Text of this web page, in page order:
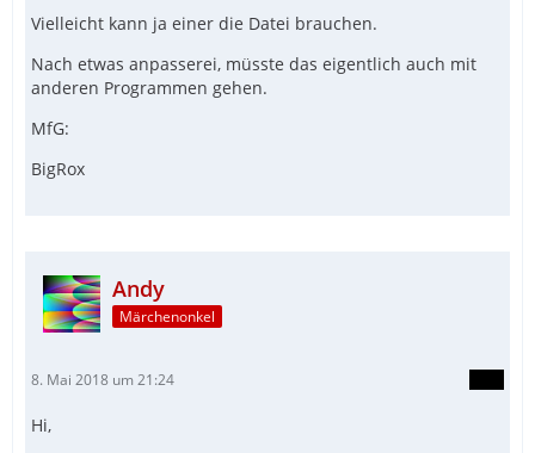
Vielleicht kann ja einer die Datei brauchen.
Nach etwas anpasserei, müsste das eigentlich auch mit
anderen Programmen gehen.
MfG:
BigRox
Andy
Märchenonkel
8. Mai 2018 um 21:24
Hi,